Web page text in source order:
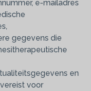
e-mailadres
gegevens die
en
voor